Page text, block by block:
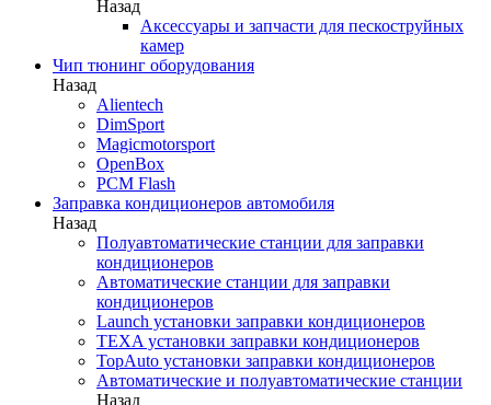
Назад
Аксессуары и запчасти для пескоструйных
камер
Чип тюнинг оборудования
Назад
Alientech
DimSport
Magicmotorsport
OpenBox
PCM Flash
Заправка кондиционеров автомобиля
Назад
Полуавтоматические станции для заправки
кондиционеров
Автоматические станции для заправки
кондиционеров
Launch установки заправки кондиционеров
TEXA установки заправки кондиционеров
TopAuto установки заправки кондиционеров
Автоматические и полуавтоматические станции
Назад